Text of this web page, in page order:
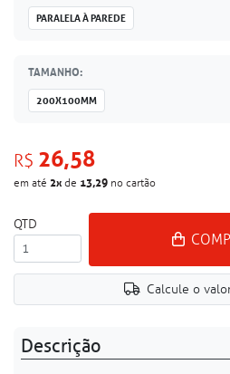
PARALELA À PAREDE
TAMANHO:
200X100MM
R$ 26,58
em até 2x de 13,29 no cartão
QTD
Calcule o
Descrição